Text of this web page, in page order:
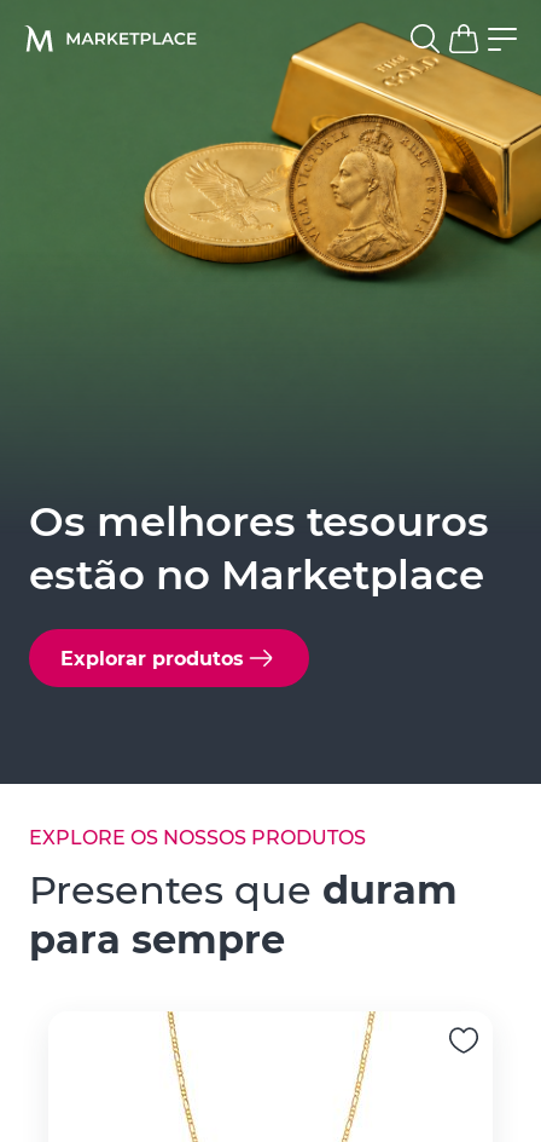
Os melhores tesouros
estão no Marketplace
Explorar produtos
EXPLORE OS NOSSOS PRODUTOS
Presentes que duram
para sempre